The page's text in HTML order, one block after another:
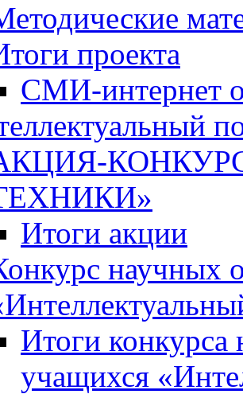
проекта
СМИ-интернет
Итоги акции
научных
Итоги
учащихся